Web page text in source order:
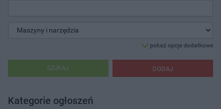
pokaż opcje dodatkowe
DODAJ
SZUKAJ
Kategorie ogłoszeń